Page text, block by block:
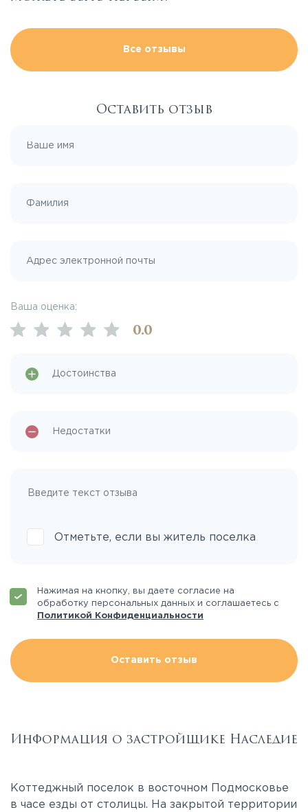
Все отзывы
Оставить отзыв
Ваша оценка:
0.0
Отметьте, если вы житель поселка
Нажимая на кнопку, вы даете согласие на
обработку персональных данных и соглашаетесь с
Политикой Конфиденциальности
Оставить отзыв
Информация о застройщике Наследие
Коттеджный поселок в восточном Подмосковье
в часе езды от столицы. На закрытой территории